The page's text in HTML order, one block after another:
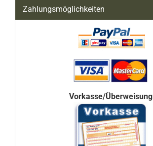
Zahlungsmöglichkeiten
Vorkasse/Überweisung